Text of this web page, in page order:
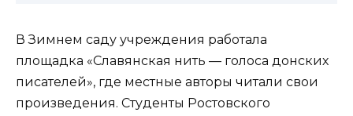
В Зимнем саду учреждения работала
площадка «Славянская нить — голоса донских
писателей», где местные авторы читали свои
произведения. Студенты Ростовского